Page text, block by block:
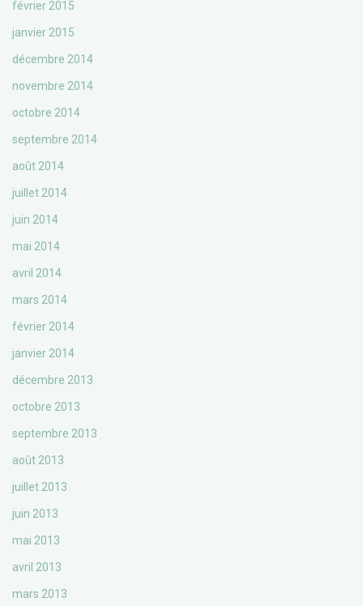
février 2015
janvier 2015
décembre 2014
novembre 2014
octobre 2014
septembre 2014
août 2014
juillet 2014
juin 2014
mai 2014
avril 2014
mars 2014
février 2014
janvier 2014
décembre 2013
octobre 2013
septembre 2013
août 2013
juillet 2013
juin 2013
mai 2013
avril 2013
mars 2013